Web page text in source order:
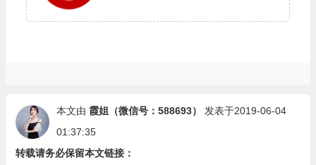
本文由 霞姐（微信号：588693）
发表于2019-06-04
01:37:35
转载请务必保留本文链接：